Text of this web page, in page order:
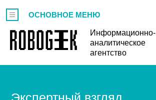
Информационно-
аналитическое
агентство
ОСНОВНОЕ МЕНЮ